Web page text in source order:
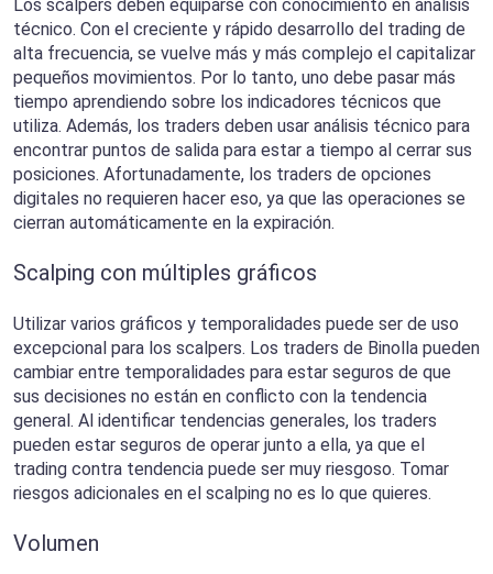
Los scalpers deben equiparse con conocimiento en análisis
técnico. Con el creciente y rápido desarrollo del trading de
alta frecuencia, se vuelve más y más complejo el capitalizar
pequeños movimientos. Por lo tanto, uno debe pasar más
tiempo aprendiendo sobre los indicadores técnicos que
utiliza. Además, los traders deben usar análisis técnico para
encontrar puntos de salida para estar a tiempo al cerrar sus
posiciones. Afortunadamente, los traders de opciones
digitales no requieren hacer eso, ya que las operaciones se
cierran automáticamente en la expiración.
Scalping con múltiples gráficos
Utilizar varios gráficos y temporalidades puede ser de uso
excepcional para los scalpers. Los traders de Binolla pueden
cambiar entre temporalidades para estar seguros de que
sus decisiones no están en conflicto con la tendencia
general. Al identificar tendencias generales, los traders
pueden estar seguros de operar junto a ella, ya que el
trading contra tendencia puede ser muy riesgoso. Tomar
riesgos adicionales en el scalping no es lo que quieres.
Volumen